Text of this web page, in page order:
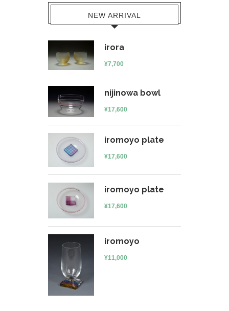
NEW ARRIVAL
irora
¥7,700
nijinowa bowl
¥17,600
iromoyo plate
¥17,600
iromoyo plate
¥17,600
iromoyo
¥11,000